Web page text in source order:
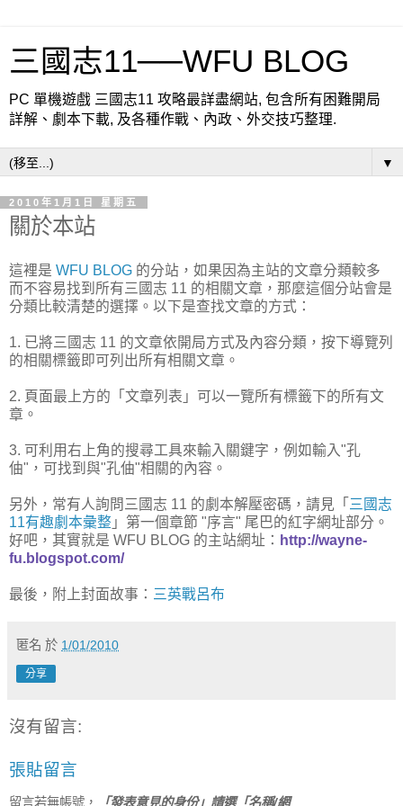
三國志11──WFU BLOG
PC 單機遊戲 三國志11 攻略最詳盡網站, 包含所有困難開局
詳解、劇本下載, 及各種作戰、內政、外交技巧整理.
▼
2010年1月1日 星期五
關於本站
這裡是 WFU BLOG 的分站，如果因為主站的文章分類較多
而不容易找到所有三國志 11 的相關文章，那麼這個分站會是
分類比較清楚的選擇。以下是查找文章的方式：
1. 已將三國志 11 的文章依開局方式及內容分類，按下導覽列
的相關標籤即可列出所有相關文章。
2. 頁面最上方的「文章列表」可以一覽所有標籤下的所有文
章。
3. 可利用右上角的搜尋工具來輸入關鍵字，例如輸入"孔
伷"，可找到與"孔伷"相關的內容。
另外，常有人詢問三國志 11 的劇本解壓密碼，請見「 三國志
11有趣劇本彙整 」第一個章節 "序言" 尾巴的紅字網址部分。
好吧，其實就是 WFU BLOG 的主站網址： http://wayne-
fu.blogspot.com/
最後，附上封面故事： 三英戰呂布
匿名 於 1/01/2010
分享
沒有留言:
張貼留言
留言若無帳號， 「發表意見的身份」請選「名稱/網